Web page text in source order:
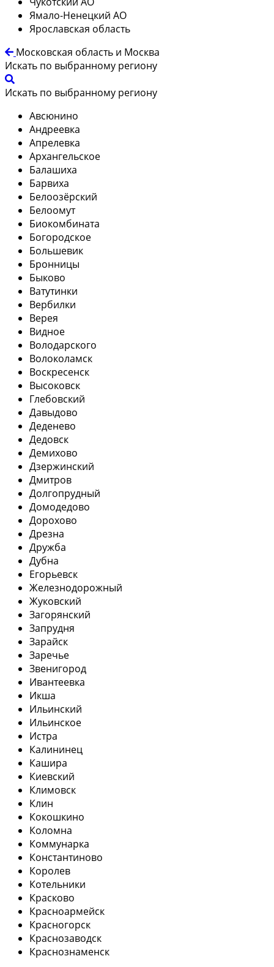
Ямало-Ненецкий АО
Ярославская область
Московская область и Москва
Искать по выбранному региону
Искать по выбранному региону
Авсюнино
Андреевка
Апрелевка
Архангельское
Балашиха
Барвиха
Белоозёрский
Белоомут
Биокомбината
Богородское
Большевик
Бронницы
Быково
Ватутинки
Вербилки
Верея
Видное
Володарского
Волоколамск
Воскресенск
Высоковск
Глебовский
Давыдово
Деденево
Дедовск
Демихово
Дзержинский
Дмитров
Долгопрудный
Домодедово
Дорохово
Дрезна
Дружба
Дубна
Егорьевск
Железнодорожный
Жуковский
Загорянский
Запрудня
Зарайск
Заречье
Звенигород
Ивантеевка
Икша
Ильинский
Ильинское
Истра
Калининец
Кашира
Киевский
Климовск
Клин
Кокошкино
Коломна
Коммунарка
Константиново
Королев
Котельники
Красково
Красноармейск
Красногорск
Краснозаводск
Краснознаменск